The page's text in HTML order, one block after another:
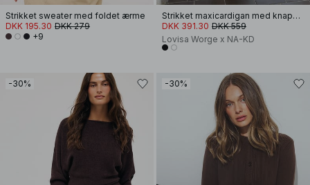
Strikket sweater med foldet ærme
DKK 195.30 DKK 279
+9
Strikket maxicardigan med knapdetalje
DKK 391.30 DKK 559
Lovisa Worge x NA-KD
-30% -30%